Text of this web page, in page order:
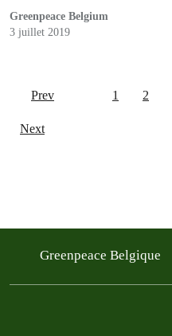
Greenpeace Belgium
3 juillet 2019
Prev 1 2
Next
Greenpeace Belgique